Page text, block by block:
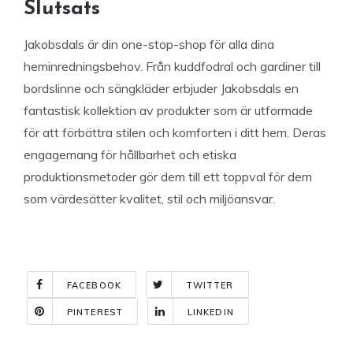
Slutsats
Jakobsdals är din one-stop-shop för alla dina
heminredningsbehov. Från kuddfodral och gardiner till
bordslinne och sängkläder erbjuder Jakobsdals en
fantastisk kollektion av produkter som är utformade
för att förbättra stilen och komforten i ditt hem. Deras
engagemang för hållbarhet och etiska
produktionsmetoder gör dem till ett toppval för dem
som värdesätter kvalitet, stil och miljöansvar.
FACEBOOK TWITTER
PINTEREST LINKEDIN